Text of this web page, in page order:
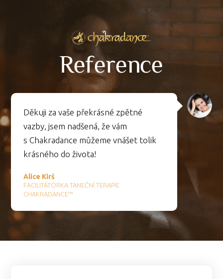
Reference
Děkuji za vaše překrásné zpětné
vazby, jsem nadšená, že vám
s Chakradance můžeme vnášet tolik
krásného do života!
Alice Kirš
FACILITÁTORKA TANEČNÍ TERAPIE
CHAKRADANCE™